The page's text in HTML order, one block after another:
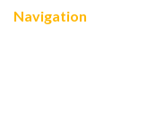
Navigation